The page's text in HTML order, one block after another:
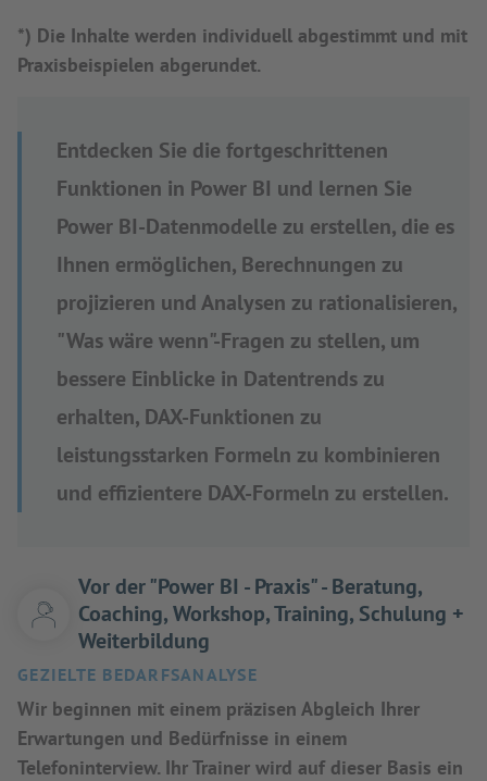
*) Die Inhalte werden individuell abgestimmt und mit
Praxisbeispielen abgerundet.
Entdecken Sie die fortgeschrittenen
Funktionen in Power BI und lernen Sie
Power BI-Datenmodelle zu erstellen, die es
Ihnen ermöglichen, Berechnungen zu
projizieren und Analysen zu rationalisieren,
"Was wäre wenn"-Fragen zu stellen, um
bessere Einblicke in Datentrends zu
erhalten, DAX-Funktionen zu
leistungsstarken Formeln zu kombinieren
und effizientere DAX-Formeln zu erstellen.
Vor der "Power BI - Praxis" - Beratung,
Coaching, Workshop, Training, Schulung +
Weiterbildung
GEZIELTE BEDARFSANALYSE
Wir beginnen mit einem präzisen Abgleich Ihrer
Erwartungen und Bedürfnisse in einem
Telefoninterview. Ihr Trainer wird auf dieser Basis ein